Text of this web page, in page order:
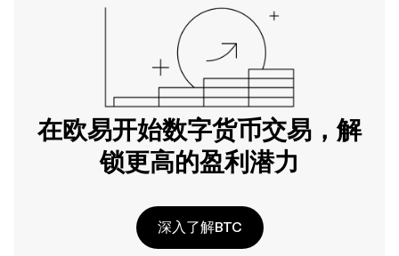
在欧易开始数字货币交易，解
锁更高的盈利潜力
深入了解BTC